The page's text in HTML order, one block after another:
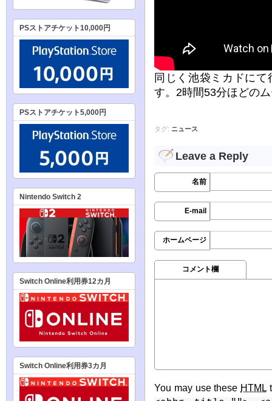
同じく池袋ミカドに
す。2時間53分ほどの
タグ: ニュース
Leave a Reply
名前
E-mail
ホームページ
コメント欄
You may use these HTML
PSストアチケット10,000円
PSストアチケット5,000円
Nintendo Switch 2
Switch Online利用券12カ月
Switch Online利用券3カ月